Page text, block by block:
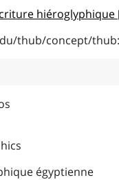
hiéroglyphique
thub/concept/
égyptienne